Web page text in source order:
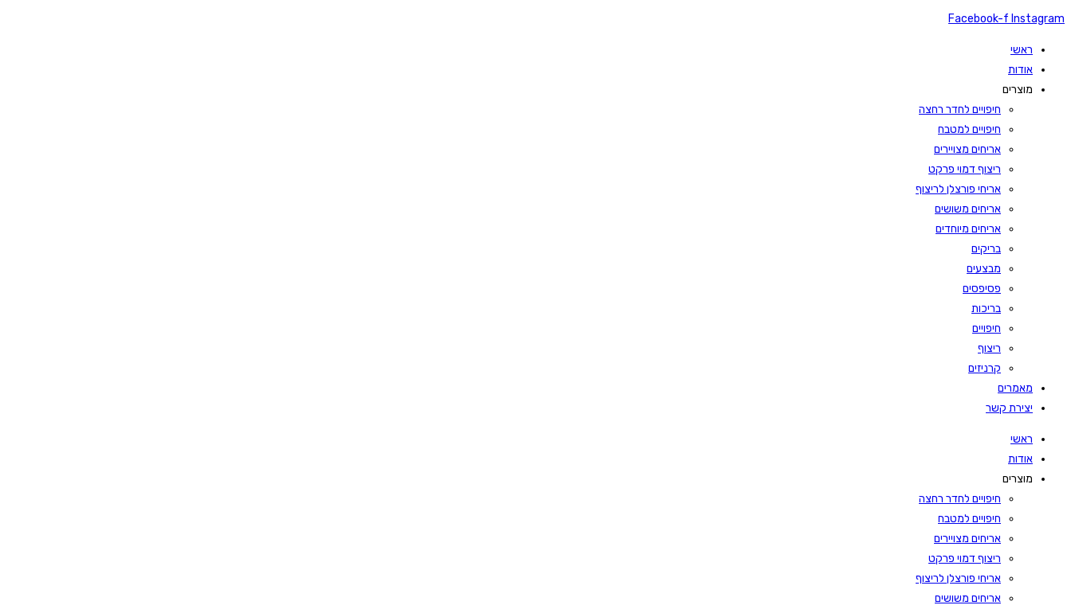
Facebook-f Instagram
ראשי
אודות
מוצרים
חיפויים לחדר רחצה
חיפויים למטבח
אריחים מצויירים
ריצוף דמוי פרקט
אריחי פורצלן לריצוף
אריחים משושים
אריחים מיוחדים
בריקים
מבצעים
פסיפסים
בריכות
חיפויים
ריצוף
קרניזים
מאמרים
יצירת קשר
ראשי
אודות
מוצרים
חיפויים לחדר רחצה
חיפויים למטבח
אריחים מצויירים
ריצוף דמוי פרקט
אריחי פורצלן לריצוף
אריחים משושים